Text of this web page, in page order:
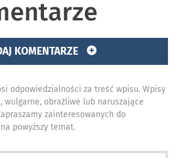
KOMENTARZE
odpowiedzialności za treść wpisu. Wpisy
wulgarne, obraźliwe lub naruszające
zainteresowanych do
powyższy temat.